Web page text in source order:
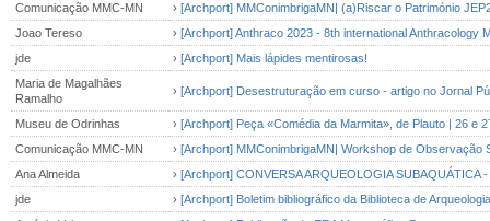
Comunicação MMC-MN
› [Archport] MMConimbrigaMN| (a)Riscar o Património
Joao Tereso
› [Archport] Anthraco 2023 - 8th international Anthracology
jde
› [Archport] Mais lápides mentirosas!
Maria de Magalhães
Ramalho
› [Archport] Desestruturação em curso - artigo no Jornal
Museu de Odrinhas › [Archport] Peça «Comédia da Marmita», de Plauto | 26 e
Comunicação MMC-MN
› [Archport] MMConimbrigaMN| Workshop de Observação
Ana Almeida
› [Archport] CONVERSA ARQUEOLOGIA
jde
› [Archport] Boletim bibliográfico da Biblioteca de